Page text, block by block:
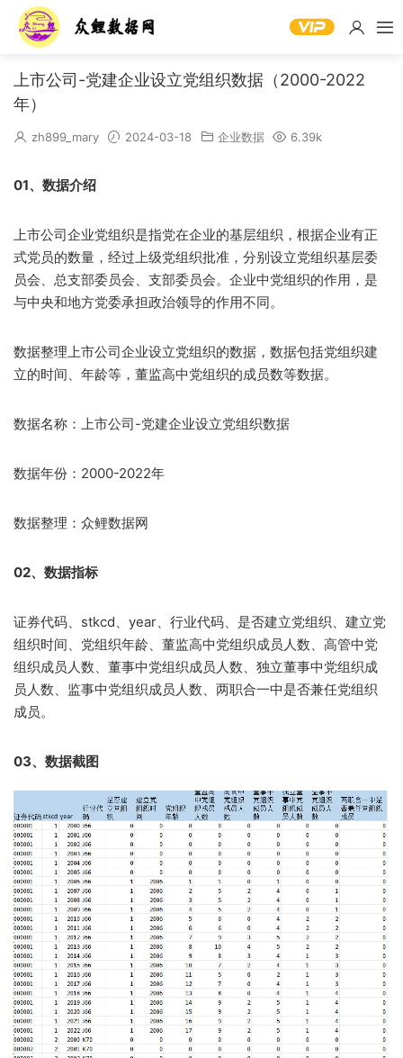
上市公司-党建企业设立党组织数据（2000-2022
年）
zh899_mary 2024-03-18 企业数据 6.39k
01、数据介绍
上市公司企业党组织是指党在企业的基层组织，根据企业有正
式党员的数量，经过上级党组织批准，分别设立党组织基层委
员会、总支部委员会、支部委员会。企业中党组织的作用，是
与中央和地方党委承担政治领导的作用不同。
数据整理上市公司企业设立党组织的数据，数据包括党组织建
立的时间、年龄等，董监高中党组织的成员数等数据。
数据名称：上市公司-党建企业设立党组织数据
数据年份：2000-2022年
数据整理：众鲤数据网
02、数据指标
证券代码、stkcd、year、行业代码、是否建立党组织、建立党
组织时间、党组织年龄、董监高中党组织成员人数、高管中党
组织成员人数、董事中党组织成员人数、独立董事中党组织成
员人数、监事中党组织成员人数、两职合一中是否兼任党组织
成员。
03、数据截图